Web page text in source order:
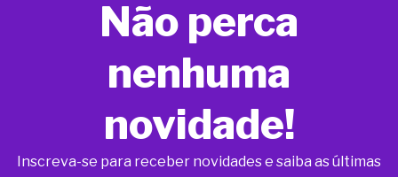
Não perca
nenhuma
novidade!
Inscreva-se para receber novidades e saiba as últimas